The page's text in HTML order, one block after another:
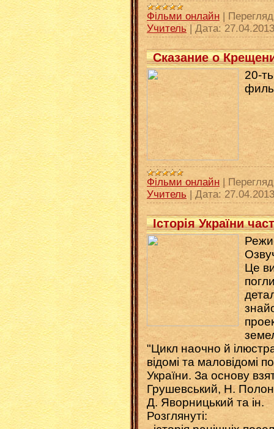
Фільми онлайн
Учитель |Дата: 27.04.2013
Сказание о
20-
Фільми онлайн
Учитель
Дата: 27.04.2013
Історія України
Це
"Цикл наочно й
відомі та маловідомі
України. За основу
Грушевський, Н.
Д. Яворницький та ін.
Розглянуті: